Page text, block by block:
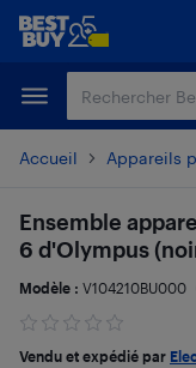
Passer
principal
Passer
Accueil Appareils
Ensemble
6 d'Olympus
Modèle : V104210BU000
Vendu et expédié par